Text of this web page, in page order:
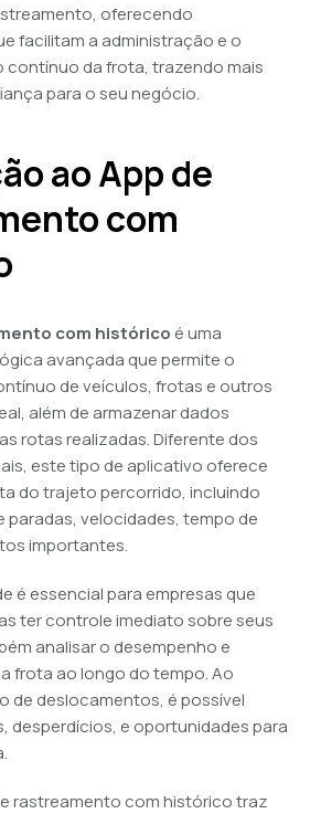
oferecendo
facilitam a administração e o
da frota, trazendo mais
para o seu negócio.
ao App de
com
com histórico é uma
avançada que permite o
de veículos, frotas e outros
além de armazenar dados
rotas realizadas. Diferente dos
este tipo de aplicativo oferece
do trajeto percorrido, incluindo
paradas, velocidades, tempo de
importantes.
é essencial para empresas que
ter controle imediato sobre seus
analisar o desempenho e
frota ao longo do tempo. Ao
de deslocamentos, é possível
desperdícios, e oportunidades para
rastreamento com histórico traz